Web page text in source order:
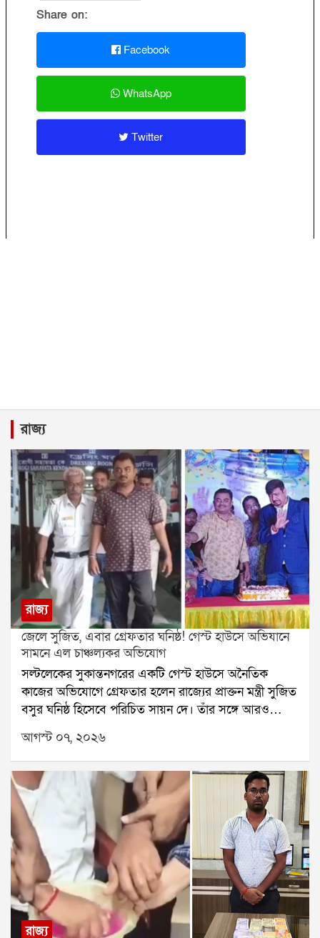
Share on:
Facebook
WhatsApp
Twitter
রাজ্য
রাজ্য
জেলে সুজিত, এবার গ্রেফতার ঘনিষ্ঠ! গেস্ট হাউসে অভিযানে
সামনে এল চাঞ্চল্যকর অভিযোগ
সল্টলেকের সুকান্তনগরের একটি গেস্ট হাউসে অনৈতিক
কাজের অভিযোগে গ্রেফতার হলেন রাজ্যের প্রাক্তন মন্ত্রী সুজিত
বসুর ঘনিষ্ঠ হিসেবে পরিচিত সায়ন দে। তাঁর সঙ্গে আরও
একজনকে গ্রেফতার করেছে পুলিশ। অভিযোগ, ওই গেস্ট
হাউসে দীর্ঘদিন ধরে দেহ ব্যবসা এবং নাবালিকাদের দিয়ে
অনৈতিক কাজ করানো হচ্ছিল। যদিও সায়ন দে তাঁর বিরুদ্ধে
ওঠা সমস্ত অভিযোগ অস্বীকার করেছেন।স্থানীয় বাসিন্দাদের
দাবি, বহুদিন ধরেই ওই গেস্ট হাউসে অনৈতিক কার্যকলাপ
চলছিল। একাধিকবার থানায় অভিযোগ জানানো হলেও আগে
কোনও পদক্ষেপ করা হয়নি বলে অভিযোগ। সরকার
পরিবর্তনের পর বিধাননগর গোয়েন্দা শাখার পুলিশ অভিযান
চালিয়ে কয়েকজন মহিলা ও নাবালিকাকে উদ্ধার করে। পরে
তাঁদের বয়ান নেওয়া হয়। তদন্তের ভিত্তিতে সায়ন দে এবং
অনির্বাণ নামে আরও এক ব্যক্তিকে গ্রেফতার করে আদালতে
তোলা হয়েছে।এই ঘটনায় বিজেপির স্থানীয় নেতৃত্ব দাবি
আগস্ট ০৭, ২০২৬
রাজ্য